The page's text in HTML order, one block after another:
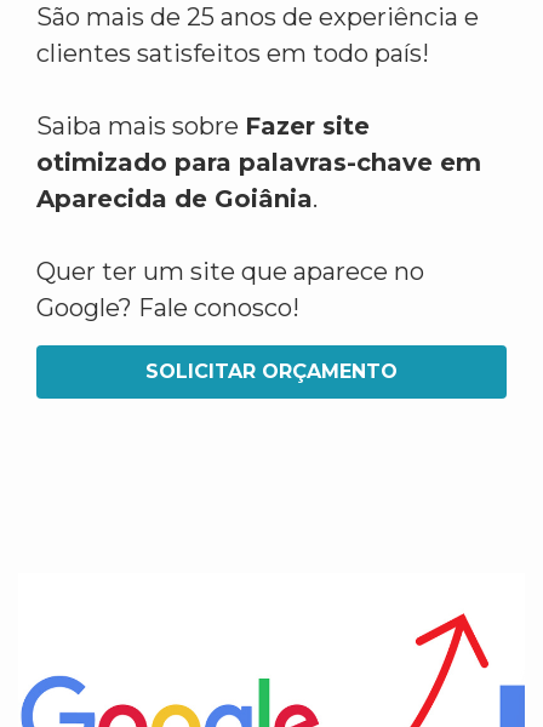
São mais de 25 anos de experiência e
clientes satisfeitos em todo país!
Saiba mais sobre Fazer site
otimizado para palavras-chave em
Aparecida de Goiânia.
Quer ter um site que aparece no
Google? Fale conosco!
SOLICITAR ORÇAMENTO